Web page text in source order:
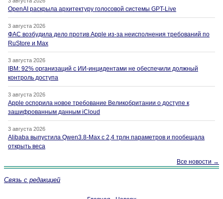
OpenAI раскрыла архитектуру голосовой системы GPT-Live
3 августа 2026
ФАС возбудила дело против Apple из-за неисполнения требований по
RuStore и Max
3 августа 2026
IBM: 92% организаций с ИИ-инцидентами не обеспечили должный
контроль доступа
3 августа 2026
Apple оспорила новое требование Великобритании о доступе к
зашифрованным данным iCloud
3 августа 2026
Alibaba выпустила Qwen3.8-Max с 2,4 трлн параметров и пообещала
открыть веса
Все новости →
Связь с редакцией